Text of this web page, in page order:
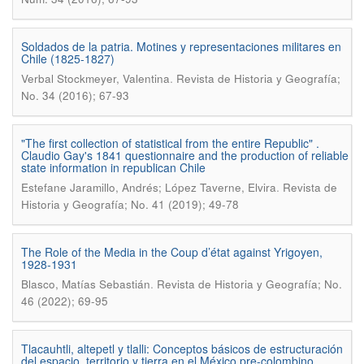
Soldados de la patria. Motines y representaciones militares en
Chile (1825-1827)
Verbal Stockmeyer, Valentina. Revista de Historia y Geografí­a;
No. 34 (2016); 67-93
"The first collection of statistical from the entire Republic" .
Claudio Gay's 1841 questionnaire and the production of reliable
state information in republican Chile
Estefane Jaramillo, Andrés; López Taverne, Elvira. Revista de
Historia y Geografí­a; No. 41 (2019); 49-78
The Role of the Media in the Coup d’état against Yrigoyen,
1928-1931
Blasco, Matí­as Sebastián. Revista de Historia y Geografí­a; No.
46 (2022); 69-95
Tlacauhtli, altepetl y tlalli: Conceptos básicos de estructuración
del espacio, territorio y tierra en el México pre-colombino.